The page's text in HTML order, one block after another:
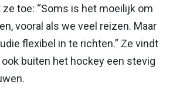
toe: “Soms is het moeilijk om
vooral als we veel reizen. Maar
flexibel in te richten.” Ze vindt
buiten het hockey een stevig